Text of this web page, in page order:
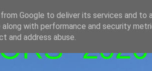
-
Google to deliver its services and to
along with performance and security
and address abuse.